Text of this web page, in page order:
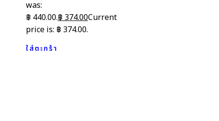
was:
฿ 440.00.฿ 374.00Current
price is: ฿ 374.00.
ใส่ตะกร้า